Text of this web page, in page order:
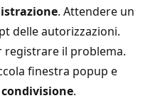
. Attendere un
delle autorizzazioni.
registrare il problema.
finestra popup e
.